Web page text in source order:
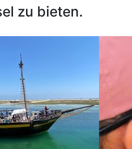
zu bieten.